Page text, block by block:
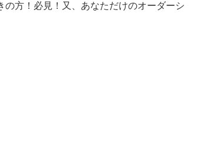
方！必見！又、あなただけのオーダーシ